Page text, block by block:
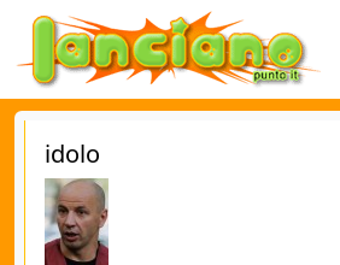
idolo